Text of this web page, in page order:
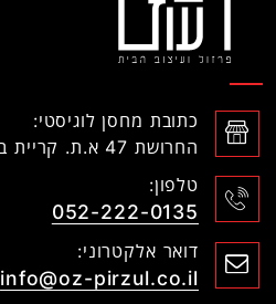
כתובת מחסן לוגיסטי:
החרושת 47 א.ת. קריית ביאליק
טלפון:
052-222-0135
דואר אלקטרוני:
info@oz-pirzul.co.il